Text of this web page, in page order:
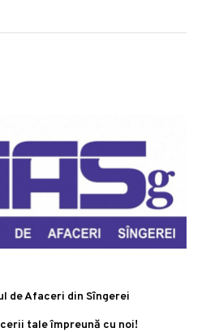
de Afaceri din Sîngerei
tale împreună cu noi!